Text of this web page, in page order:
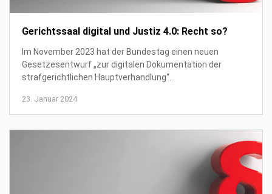
Gerichtssaal digital und Justiz 4.0: Recht so?
Im November 2023 hat der Bundestag einen neuen
Gesetzesentwurf „zur digitalen Dokumentation der
strafgerichtlichen Hauptverhandlung“
Auch die Einführu...
23. Januar 2024